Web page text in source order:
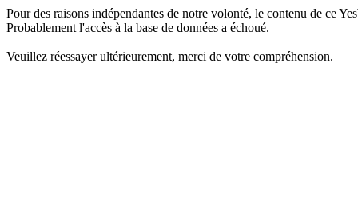
Pour des raisons indépendantes de notre volonté, le contenu de ce
Probablement l'accès à la base de données a échoué.
Veuillez réessayer ultérieurement, merci de votre compréhension.